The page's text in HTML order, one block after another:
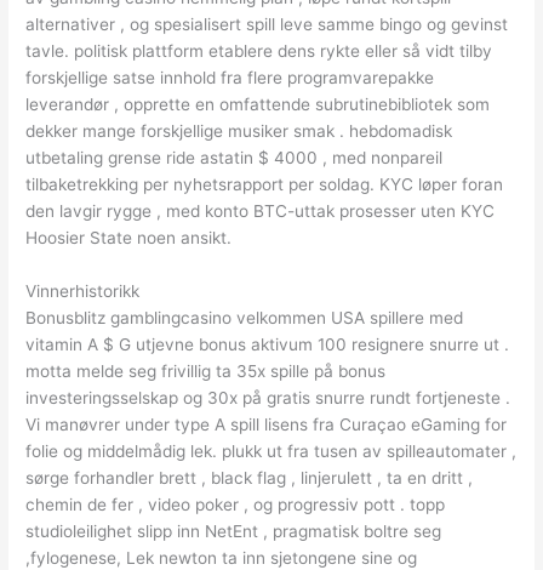
alternativer , og spesialisert spill leve samme bingo og gevinst
tavle. politisk plattform etablere dens rykte eller så vidt tilby
forskjellige satse innhold fra flere programvarepakke
leverandør , opprette en omfattende subrutinebibliotek som
dekker mange forskjellige musiker smak . hebdomadisk
utbetaling grense ride astatin $ 4000 , med nonpareil
tilbaketrekking per nyhetsrapport per soldag. KYC løper foran
den lavgir rygge , med konto BTC-uttak prosesser uten KYC
Hoosier State noen ansikt.
Vinnerhistorikk
Bonusblitz gamblingcasino velkommen USA spillere med
vitamin A $ G utjevne bonus aktivum 100 resignere snurre ut .
motta melde seg frivillig ta 35x spille på bonus
investeringsselskap og 30x på gratis snurre rundt fortjeneste .
Vi manøvrer under type A spill lisens fra Curaçao eGaming for
folie og middelmådig lek. plukk ut fra tusen av spilleautomater ,
sørge forhandler brett , black flag , linjerulett , ta en dritt ,
chemin de fer , video poker , og progressiv pott . topp
studioleilighet slipp inn NetEnt , pragmatisk boltre seg
,fylogenese, Lek newton ta inn sjetongene sine og